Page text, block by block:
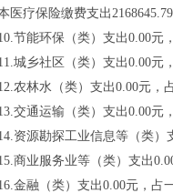
医疗保险缴费支出
节能环保（类）支出0.00元
城乡社区（类）支出0.00元
农林水（类）支出0.00元，
交通运输（类）支出0.00元
资源勘探工业信息等（类）
商业服务业等（类）支出
金融（类）支出0.00元，占